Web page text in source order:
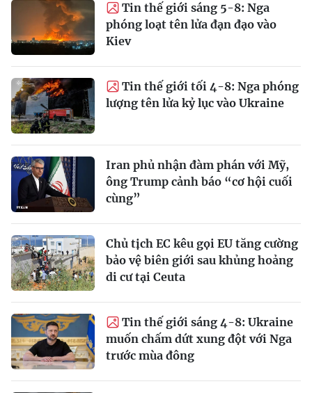
Tin thế giới sáng 5-8: Nga
phóng loạt tên lửa đạn đạo vào
Kiev
Tin thế giới tối 4-8: Nga phóng
lượng tên lửa kỷ lục vào Ukraine
Iran phủ nhận đàm phán với Mỹ,
ông Trump cảnh báo “cơ hội cuối
cùng”
Chủ tịch EC kêu gọi EU tăng cường
bảo vệ biên giới sau khủng hoảng
di cư tại Ceuta
Tin thế giới sáng 4-8: Ukraine
muốn chấm dứt xung đột với Nga
trước mùa đông